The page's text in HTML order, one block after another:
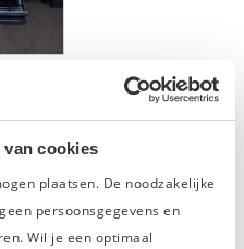
van cookies
plaatsen. De noodzakelijke
persoonsgegevens en
Wil je een optimaal
gereedschapswagen.
heeft de volgende
jehiervinden.
1 Beoordelingen